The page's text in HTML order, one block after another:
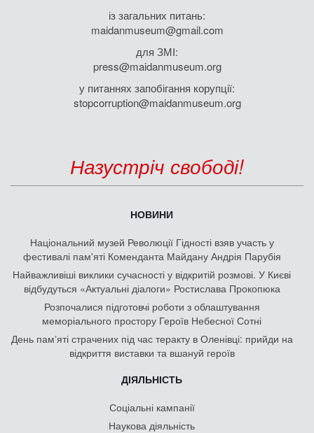
із загальних питань:
maidanmuseum@gmail.com
для ЗМІ:
press@maidanmuseum.org
у питаннях запобігання корупції:
stopcorruption@maidanmuseum.org
Назустріч свободі!
НОВИНИ
Національний музей Революції Гідності взяв участь у
фестивалі пам'яті Коменданта Майдану Андрія Парубія
Найважливіші виклики сучасності у відкритій розмові. У Києві
відбудуться «Актуальні діалоги» Ростислава Прокопюка
Розпочалися підготовчі роботи з облаштування
меморіального простору Героїв Небесної Сотні
День памʼяті страчених під час теракту в Оленівці: прийди на
відкриття виставки та вшануй героїв
ДІЯЛЬНІСТЬ
Соціальні кампанії
Наукова діяльність